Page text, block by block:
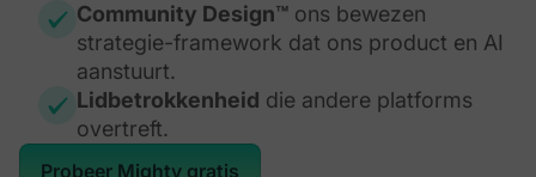
Community Design™ ons bewezen
strategie-framework dat ons product en AI
aanstuurt.
Lidbetrokkenheid die andere platforms
overtreft.
Probeer Mighty gratis